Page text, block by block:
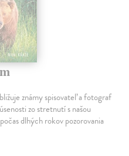
známy spisovateľ a fotograf
zo stretnutí s našou
dlhých rokov pozorovania